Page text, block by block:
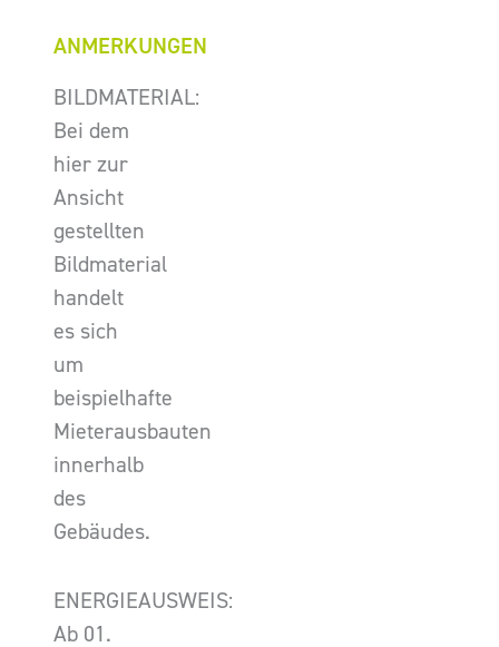
ANMERKUNGEN
BILDMATERIAL:
Bei dem
hier zur
Ansicht
gestellten
Bildmaterial
handelt
es sich
um
beispielhafte
Mieterausbauten
innerhalb
des
Gebäudes.
ENERGIEAUSWEIS:
Ab 01.